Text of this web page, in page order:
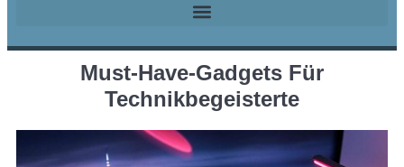
Must-Have-Gadgets Für
Technikbegeisterte